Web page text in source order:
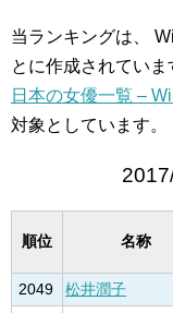
当ランキングは、
とに作成されていま
日本の女優一覧 –
対象としています。
順位 名称
2049
松井潤子